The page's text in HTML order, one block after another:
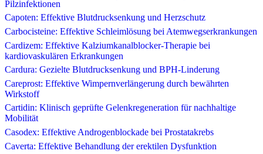
Pilzinfektionen
Capoten: Effektive Blutdrucksenkung und Herzschutz
Carbocisteine: Effektive Schleimlösung bei Atemwegserkrankungen
Cardizem: Effektive Kalziumkanalblocker-Therapie bei
kardiovaskulären Erkrankungen
Cardura: Gezielte Blutdrucksenkung und BPH-Linderung
Careprost: Effektive Wimpernverlängerung durch bewährten
Wirkstoff
Cartidin: Klinisch geprüfte Gelenkregeneration für nachhaltige
Mobilität
Casodex: Effektive Androgenblockade bei Prostatakrebs
Caverta: Effektive Behandlung der erektilen Dysfunktion